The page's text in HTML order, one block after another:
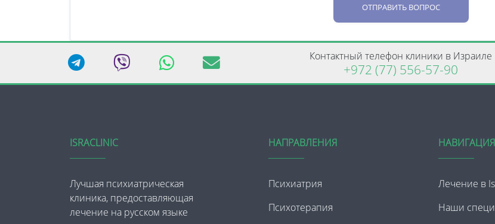
ОТПРАВИТЬ ВОПРОС
Контактный телефон клиники в Израиле
+972 (77) 556-57-90
ISRACLINIC
Лучшая психиатрическая
клиника, предоставляющая
лечение на русском языке
НАПРАВЛЕНИЯ
Психиатрия
Психотерапия
НАВИГАЦИЯ
Лечение в
Наши